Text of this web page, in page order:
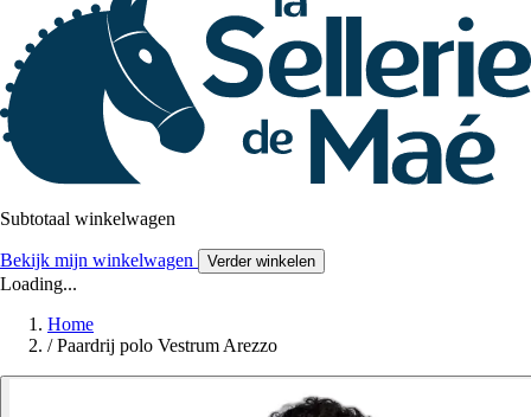
Subtotaal winkelwagen
Bekijk mijn winkelwagen Verder winkelen
Loading...
Home
/ Paardrij polo Vestrum Arezzo